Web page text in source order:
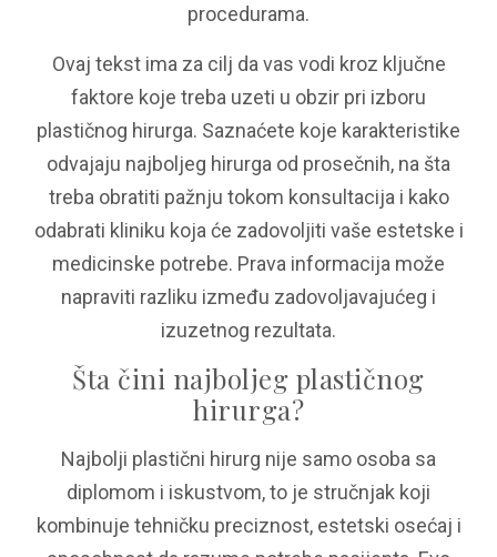
procedurama.
Ovaj tekst ima za cilj da vas vodi kroz ključne
faktore koje treba uzeti u obzir pri izboru
plastičnog hirurga. Saznaćete koje karakteristike
odvajaju najboljeg hirurga od prosečnih, na šta
treba obratiti pažnju tokom konsultacija i kako
odabrati kliniku koja će zadovoljiti vaše estetske i
medicinske potrebe. Prava informacija može
napraviti razliku između zadovoljavajućeg i
izuzetnog rezultata.
Šta čini najboljeg plastičnog
hirurga?
Najbolji plastični hirurg nije samo osoba sa
diplomom i iskustvom, to je stručnjak koji
kombinuje tehničku preciznost, estetski osećaj i